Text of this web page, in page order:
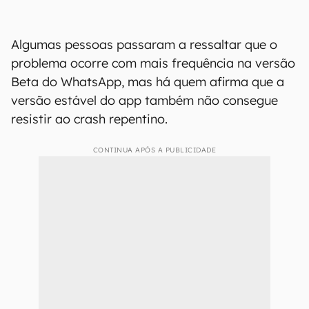
Algumas pessoas passaram a ressaltar que o
problema ocorre com mais frequência na versão
Beta do WhatsApp, mas há quem afirma que a
versão estável do app também não consegue
resistir ao crash repentino.
CONTINUA APÓS A PUBLICIDADE